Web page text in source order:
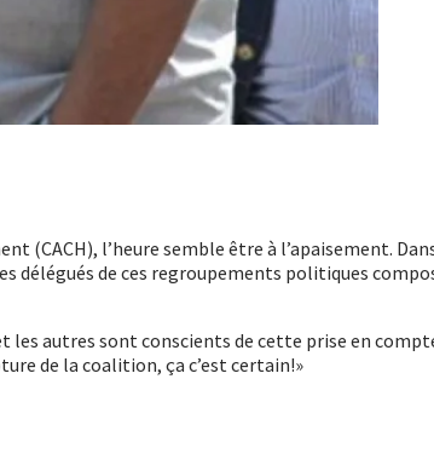
(CACH), l’heure semble être à l’apaisement.
délégués de ces regroupements politiques
les autres sont conscients de cette prise en
de la coalition, ça c’est certain!»